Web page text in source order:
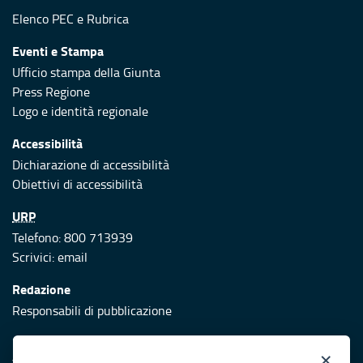
Elenco PEC e Rubrica
Eventi e Stampa
Ufficio stampa della Giunta
Press Regione
Logo e identità regionale
Accessibilità
Dichiarazione di accessibilità
Obiettivi di accessibilità
URP
Telefono: 800 713939
Scrivici:email
Redazione
Responsabili di pubblicazione
Protezione civile